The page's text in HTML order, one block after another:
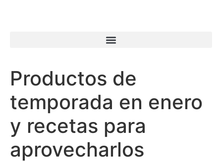
Productos de
temporada en enero
y recetas para
aprovecharlos